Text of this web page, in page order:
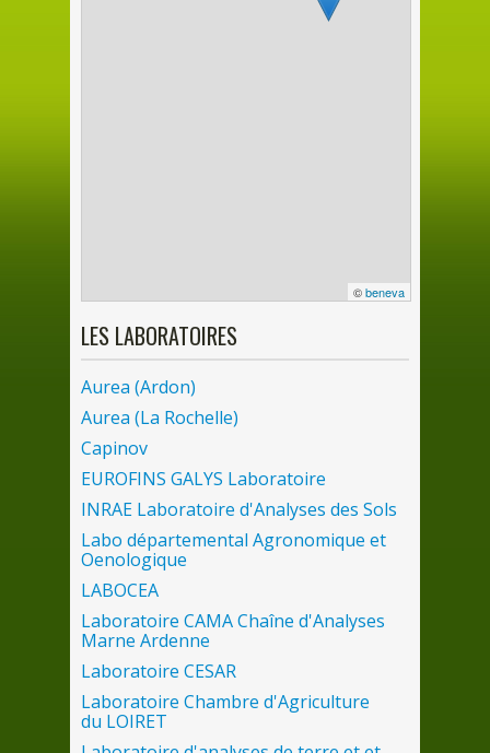
©beneva
LES LABORATOIRES
Aurea (Ardon)
Aurea (La Rochelle)
Capinov
EUROFINS GALYS Laboratoire
INRAE Laboratoire d'Analyses des Sols
Labo départemental Agronomique et
Oenologique
LABOCEA
Laboratoire CAMA Chaîne d'Analyses
Marne Ardenne
Laboratoire CESAR
Laboratoire Chambre d'Agriculture
du LOIRET